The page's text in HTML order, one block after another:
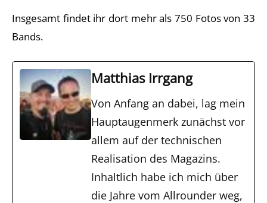
Insgesamt findet ihr dort mehr als 750 Fotos von 33
Bands.
Matthias Irrgang
Von Anfang an dabei, lag mein
Hauptaugenmerk zunächst vor
allem auf der technischen
Realisation des Magazins.
Inhaltlich habe ich mich über
die Jahre vom Allrounder weg,